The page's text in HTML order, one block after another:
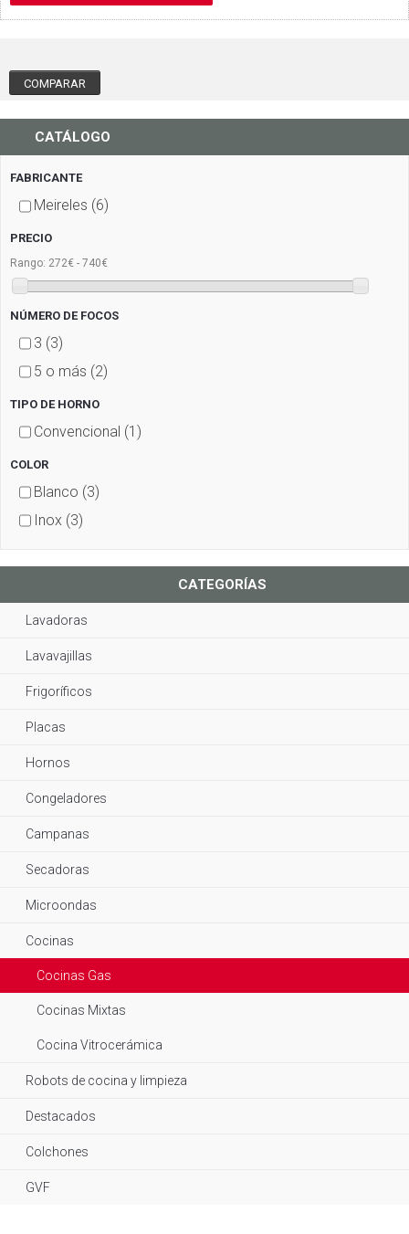
CATÁLOGO
FABRICANTE
Meireles (6)
PRECIO
Rango: 272€ - 740€
NÚMERO DE FOCOS
3 (3)
5 o más (2)
TIPO DE HORNO
Convencional (1)
COLOR
Blanco (3)
Inox (3)
CATEGORÍAS
Lavadoras
Lavavajillas
Frigoríficos
Placas
Hornos
Congeladores
Campanas
Secadoras
Microondas
Cocinas
Cocinas Gas
Cocinas Mixtas
Cocina Vitrocerámica
Robots de cocina y limpieza
Destacados
Colchones
GVF